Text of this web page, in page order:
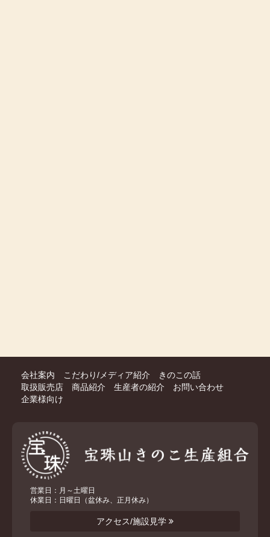
会社案内 こだわり/メディア紹介
きのこの話
取扱販売店
商品紹介 生産者の紹介
お問い合わせ
企業様向け
営業日：月～土曜日
休業日：日曜日（盆休み、正月休み）
アクセス/施設見学